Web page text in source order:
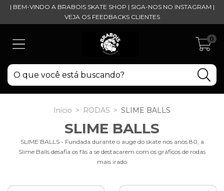
| BEM-VINDO A BRABOIS SKATE SHOP | SIGA-NOS NO INSTAGRAM |
VEJA OS FEEDBACKS CLIENTES
0
Início > RODAS > SLIME BALLS
SLIME BALLS
SLIME BALLS - Fundada durante o auge do skate nos anos 80, a
Slime Balls desafia os fãs a se destacarem com os gráficos de rodas
mais irado